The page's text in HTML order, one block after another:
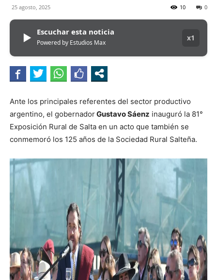
25 agosto, 2025 0
10
▶ Escuchar esta noticia
Powered by Estudios Max
x1
Ante los principales referentes del sector productivo
argentino, el gobernadorGustavo Sáenz inauguró la 81°
Exposición Rural de Salta en un acto que también se
conmemoró los 125 años de la Sociedad Rural Salteña.